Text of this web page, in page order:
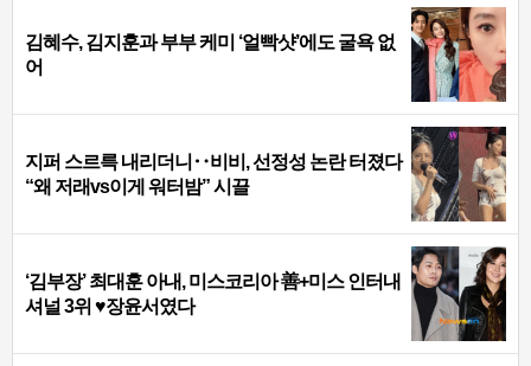
김혜수, 김지훈과 부부 케미 ‘얼빡샷’에도 굴욕 없
어
지퍼 스르륵 내리더니‥비비, 선정성 논란 터졌다
“왜 저래vs이게 워터밤” 시끌
‘김부장’ 최대훈 아내, 미스코리아 善+미스 인터내
셔널 3위 ♥장윤서였다